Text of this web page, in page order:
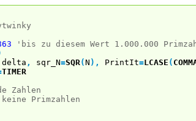
'bis zu diesem Wert 1.000.000
delta , sqr_N=SQR(N ) , PrintIt=LCASE (
TIMER
Zahlen
Primzahlen